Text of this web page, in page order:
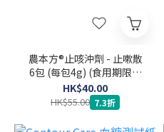
農本方®止咳沖劑 - 止嗽散
6包 (每包4g) (食用期限至
2027年1月27日)
HK$40.00
HK$55.00 7.3折